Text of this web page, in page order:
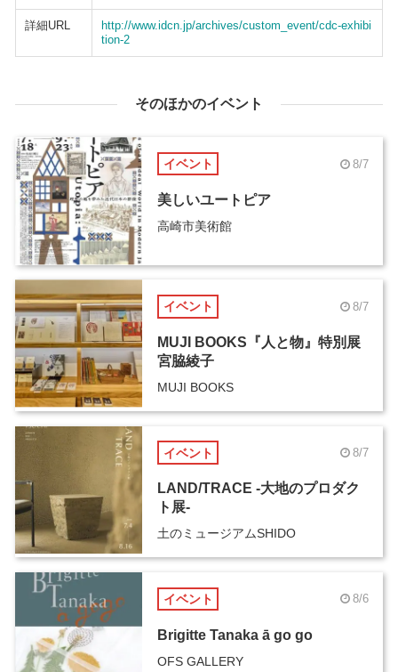
詳細URL
http://www.idcn.jp/archives/custom_event/cdc-exhibi
tion-2
そのほかのイベント
イベント 8/7
美しいユートピア
高崎市美術館
イベント 8/7
MUJI BOOKS『人と物』特別展
宮脇綾子
MUJI BOOKS
イベント 8/7
LAND/TRACE -大地のプロダク
ト展-
土のミュージアムSHIDO
イベント 8/6
Brigitte Tanaka ā go go
OFS GALLERY